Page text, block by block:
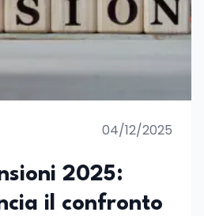
04/12/2025
2025:
il confronto